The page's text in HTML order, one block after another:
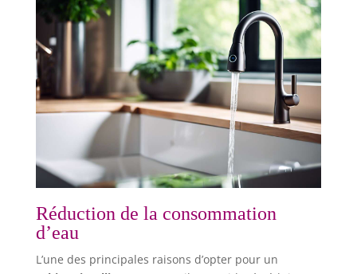
Réduction de la consommation
d’eau
L’une des principales raisons d’opter pour un